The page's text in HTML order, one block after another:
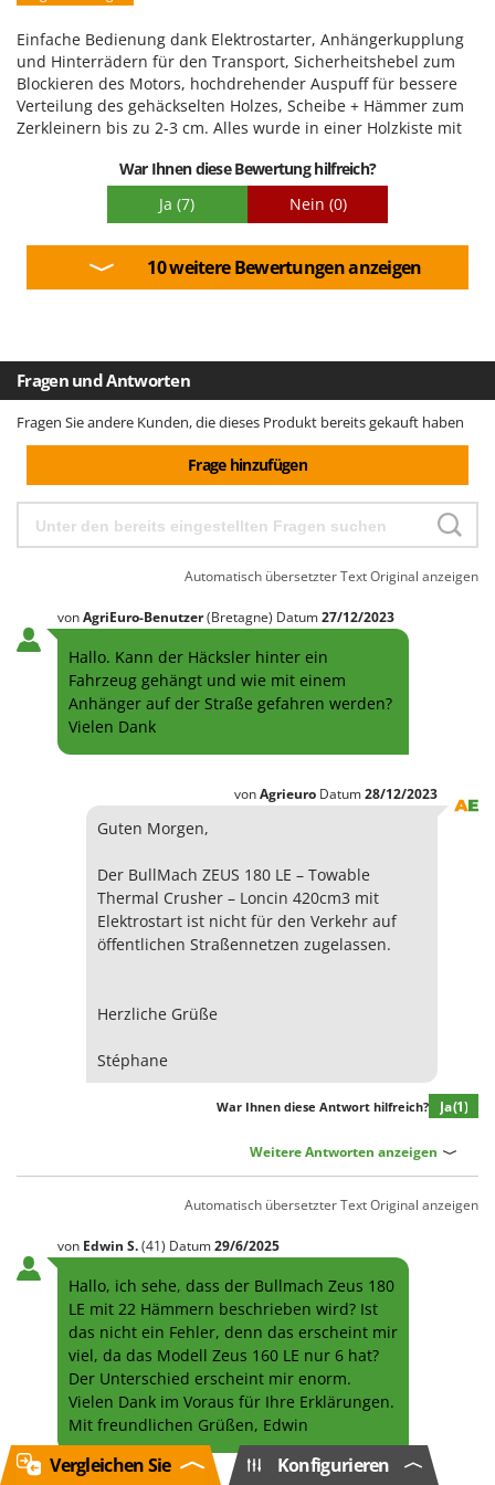
Bewegen auf dem Feld geben wird, zumal ich es an meinen
Castel Garden CG98-SD Traktor anbauen werde. Ich hatte
noch keine Gelegenheit, es auszuprobieren, werde aber so
bald wie möglich ein Video mit einem aktualisierten
Erfahrungsbericht veröffentlichen. Ich hoffe, dies war für
andere hilfreich.
Einfache Bedienung dank Elektrostarter, Anhängerkupplung
und Hinterrädern für den Transport, Sicherheitshebel zum
Blockieren des Motors, hochdrehender Auspuff für bessere
Verteilung des gehäckselten Holzes, Scheibe + Hämmer zum
Zerkleinern bis zu 2-3 cm. Alles wurde in einer Holzkiste mit
Agrieuro – Garantie.War Ihnen diese Bewertung hilfreich?
Ja (7) Nein (0)
10 weitere Bewertungen anzeigen
Fragen und Antworten
Fragen Sie andere Kunden, die dieses Produkt bereits gekauft haben
Frage hinzufügen
Automatisch übersetzter TextOriginal anzeigen
vonAgriEuro-Benutzer(Bretagne) Datum27/12/2023
Hallo. Kann der Häcksler hinter ein
Fahrzeug gehängt und wie mit einem
Anhänger auf der Straße gefahren werden?
Vielen Dank
vonAgrieuro Datum28/12/2023
Guten Morgen,
Der BullMach ZEUS 180 LE – Towable
Thermal Crusher – Loncin 420cm3 mit
Elektrostart ist nicht für den Verkehr auf
öffentlichen Straßennetzen zugelassen.
Herzliche Grüße
Stéphane
War Ihnen diese Antwort hilfreich? Ja(1)
Weitere Antworten anzeigen
Automatisch übersetzter TextOriginal anzeigen
von Edwin S.(41) Datum29/6/2025
Hallo, ich sehe, dass der Bullmach Zeus 180
LE mit 22 Hämmern beschrieben wird? Ist
das nicht ein Fehler, denn das erscheint mir
viel, da das Modell Zeus 160 LE nur 6 hat?
Der Unterschied erscheint mir enorm.
Vielen Dank im Voraus für Ihre Erklärungen.
Mit freundlichen Grüßen, Edwin
Konfigurieren
Vergleichen Sie